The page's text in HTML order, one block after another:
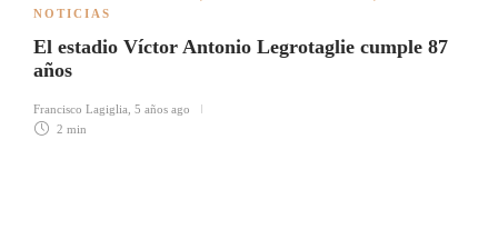
NOTICIAS
El estadio Víctor Antonio Legrotaglie cumple 87
años
Francisco Lagiglia 5 años ago
2 min